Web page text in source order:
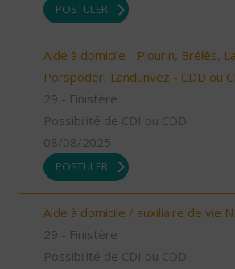
POSTULER
Aide à domicile - Plourin, Brélès,
Porspoder, Landunvez - CDD ou
29 - Finistère
Possibilité de CDI ou CDD
08/08/2025
POSTULER
Aide à domicile / auxiliaire de vie
29 - Finistère
Possibilité de CDI ou CDD